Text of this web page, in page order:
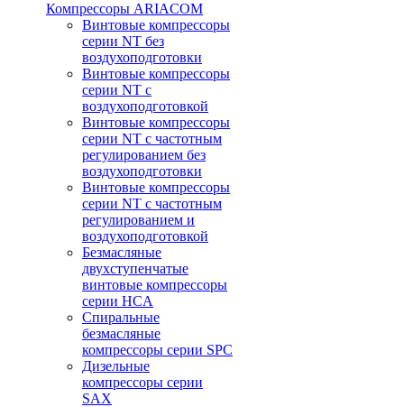
Компрессоры ARIACOM
Винтовые компрессоры
серии NT без
воздухоподготовки
Винтовые компрессоры
серии NT c
воздухоподготовкой
Винтовые компрессоры
серии NT с частотным
регулированием без
воздухоподготовки
Винтовые компрессоры
серии NT с частотным
регулированием и
воздухоподготовкой
Безмасляные
двухступенчатые
винтовые компрессоры
серии HCA
Спиральные
безмасляные
компрессоры серии SPC
Дизельные
компрессоры серии
SAX